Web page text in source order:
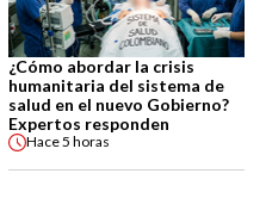
¿Cómo abordar la crisis
humanitaria del sistema de
salud en el nuevo Gobierno?
Expertos responden
Hace5 horas